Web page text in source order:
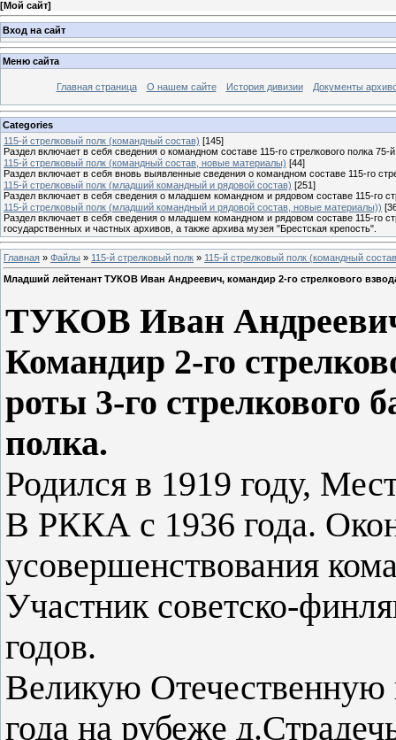
[Мой сайт]
Вход на сайт
Меню сайта
Главная страница О нашем сайте История дивизии Документы
Categories
115-й стрелковый полк (командный состав) [145]
Раздел включает в себя сведения о командном составе 115-го стрелкового полка 75-
115-й стрелковый полк (командный состав, новые материалы) [44]
Раздел включает в себя вновь выявленные сведения о командном составе 115-го
115-й стрелковый полк (младший командный и рядовой состав) [251]
Раздел включает в себя сведения о младшем командном и рядовом составе 115-го
115-й стрелковый полк (младший командный и рядовой состав, новые материалы))
Раздел включает в себя сведения о младшем командном и рядовом составе 115-го
государственных и частных архивов, а также архива музея "Брестская крепость".
Главная » Файлы » 115-й стрелковый полк » 115-й стрелковый полк (командный
Младший лейтенант ТУКОВ Иван Андреевич, командир 2-го стрелкового
ТУКОВ Иван
Командир 2-го
роты 3-го стрелкового
полка.
Родился в 1919 году,
В РККА с 1936 года.
усовершенствования
Участник советско-
годов.
Великую Отечественную
года на рубеже